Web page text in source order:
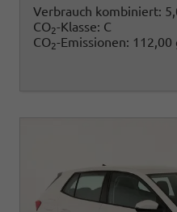
Verbrauch kombiniert:
CO2-Klasse: C
CO2-Emissionen: 112,00